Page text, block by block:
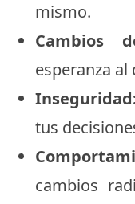
mismo.
Cambios
esperanza
tus
cambios